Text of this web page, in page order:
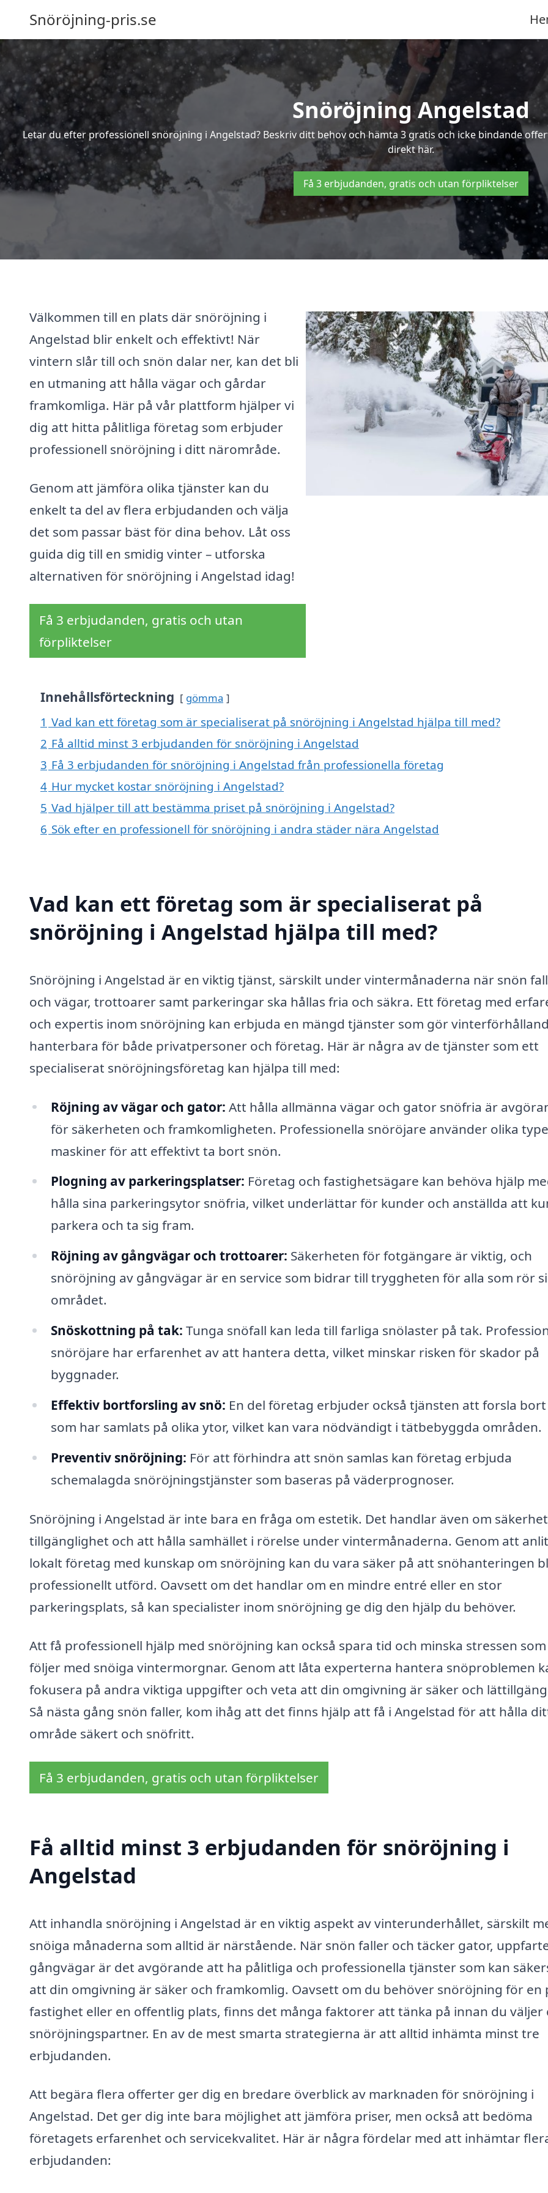
Snöröjning-pris.se
Snöröjning Angelstad
Letar du efter professionell snöröjning i Angelstad? Beskriv ditt behov och hämta 3 gratis och icke bindande
direkt här.
Få 3 erbjudanden, gratis och utan förpliktelser
Välkommen till en plats där snöröjning i
Angelstad blir enkelt och effektivt! När
vintern slår till och snön dalar ner, kan det bli
en utmaning att hålla vägar och gårdar
framkomliga. Här på vår plattform hjälper vi
dig att hitta pålitliga företag som erbjuder
professionell snöröjning i ditt närområde.
Genom att jämföra olika tjänster kan du
enkelt ta del av flera erbjudanden och välja
det som passar bäst för dina behov. Låt oss
guida dig till en smidig vinter – utforska
alternativen för snöröjning i Angelstad idag!
Få 3 erbjudanden, gratis och utan
förpliktelser
Innehållsförteckning gömma
1 Vad kan ett företag som är specialiserat på snöröjning i Angelstad hjälpa till med?
2 Få alltid minst 3 erbjudanden för snöröjning i Angelstad
3 Få 3 erbjudanden för snöröjning i Angelstad från professionella företag
4 Hur mycket kostar snöröjning i Angelstad?
5 Vad hjälper till att bestämma priset på snöröjning i Angelstad?
6 Sök efter en professionell för snöröjning i andra städer nära Angelstad
Vad kan ett företag som är specialiserat på
snöröjning i Angelstad hjälpa till med?
Snöröjning i Angelstad är en viktig tjänst, särskilt under vintermånaderna när snön
och vägar, trottoarer samt parkeringar ska hållas fria och säkra. Ett företag med
och expertis inom snöröjning kan erbjuda en mängd tjänster som gör
hanterbara för både privatpersoner och företag. Här är några av de tjänster som ett
specialiserat snöröjningsföretag kan hjälpa till med:
Röjning av vägar och gator: Att hålla allmänna vägar och gator snöfria är
för säkerheten och framkomligheten. Professionella snöröjare använder olika
maskiner för att effektivt ta bort snön.
Plogning av parkeringsplatser: Företag och fastighetsägare kan behöva hjälp
hålla sina parkeringsytor snöfria, vilket underlättar för kunder och anställda att
parkera och ta sig fram.
Röjning av gångvägar och trottoarer: Säkerheten för fotgängare är viktig, och
snöröjning av gångvägar är en service som bidrar till tryggheten för alla som rör
området.
Snöskottning på tak: Tunga snöfall kan leda till farliga snölaster på tak.
snöröjare har erfarenhet av att hantera detta, vilket minskar risken för skador på
byggnader.
Effektiv bortforsling av snö: En del företag erbjuder också tjänsten att forsla
som har samlats på olika ytor, vilket kan vara nödvändigt i tätbebyggda områden.
Preventiv snöröjning: För att förhindra att snön samlas kan företag erbjuda
schemalagda snöröjningstjänster som baseras på väderprognoser.
Snöröjning i Angelstad är inte bara en fråga om estetik. Det handlar även om
tillgänglighet och att hålla samhället i rörelse under vintermånaderna. Genom att
lokalt företag med kunskap om snöröjning kan du vara säker på att snöhanteringen
professionellt utförd. Oavsett om det handlar om en mindre entré eller en stor
parkeringsplats, så kan specialister inom snöröjning ge dig den hjälp du behöver.
Att få professionell hjälp med snöröjning kan också spara tid och minska stressen
följer med snöiga vintermorgnar. Genom att låta experterna hantera snöproblemen
fokusera på andra viktiga uppgifter och veta att din omgivning är säker och
Så nästa gång snön faller, kom ihåg att det finns hjälp att få i Angelstad för att hålla
område säkert och snöfritt.
Få 3 erbjudanden, gratis och utan förpliktelser
Få alltid minst 3 erbjudanden för snöröjning i
Angelstad
Att inhandla snöröjning i Angelstad är en viktig aspekt av vinterunderhållet, särskilt
snöiga månaderna som alltid är närstående. När snön faller och täcker gator,
gångvägar är det avgörande att ha pålitliga och professionella tjänster som kan
att din omgivning är säker och framkomlig. Oavsett om du behöver snöröjning för en
fastighet eller en offentlig plats, finns det många faktorer att tänka på innan du väljer
snöröjningspartner. En av de mest smarta strategierna är att alltid inhämta minst tre
erbjudanden.
Att begära flera offerter ger dig en bredare överblick av marknaden för snöröjning i
Angelstad. Det ger dig inte bara möjlighet att jämföra priser, men också att bedöma
företagets erfarenhet och servicekvalitet. Här är några fördelar med att inhämtar
erbjudanden: